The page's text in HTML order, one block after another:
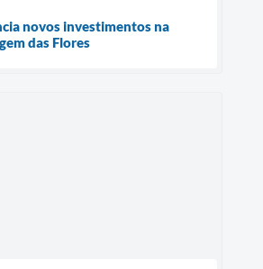
novos investimentos na
das Flores